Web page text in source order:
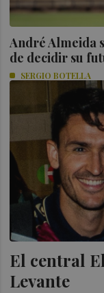
André Almeida
de decidir su
SERGIO BOTELLA
El central
Levante